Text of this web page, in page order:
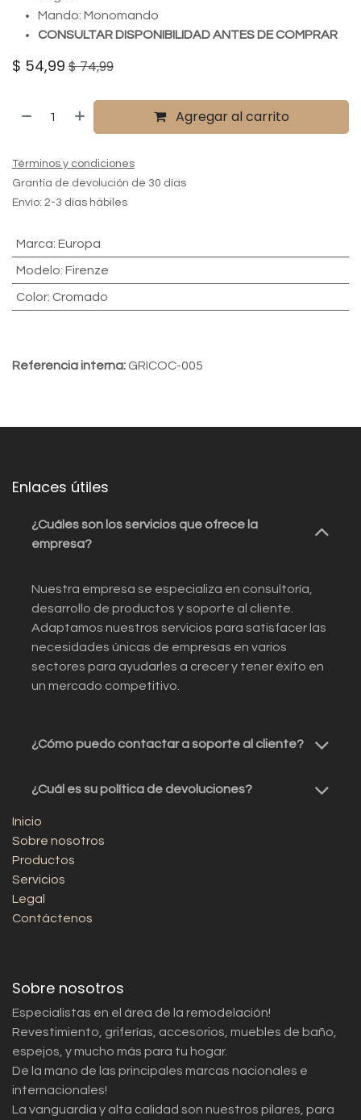
Mando: Monomando
CONSULTAR DISPONIBILIDAD ANTES DE COMPRAR
$ 54,99 $74,99
Agregar al carrito
Términos y condiciones
Grantía de devolución de 30 días
Envío: 2-3 días hábiles
Marca: Europa
Modelo: Firenze
Color: Cromado
Referencia interna: GRICOC-005
Enlaces útiles
¿Cuáles son los servicios que ofrece la
empresa?
Nuestra empresa se especializa en consultoría,
desarrollo de productos y soporte al cliente.
Adaptamos nuestros servicios para satisfacer las
necesidades únicas de empresas en varios
sectores para ayudarles a crecer y tener éxito en
un mercado competitivo.
¿Cómo puedo contactar a soporte al cliente?
¿Cuál es su política de devoluciones?
Inicio
Sobre nosotros
Productos
Servicios
Legal
Contáctenos
Sobre nosotros
Especialistas en el área de la remodelación!
Revestimiento, griferías, accesorios, muebles de baño,
espejos, y mucho más para tu hogar.
De la mano de las principales marcas nacionales e
internacionales!
La vanguardia y alta calidad son nuestros pilares, para